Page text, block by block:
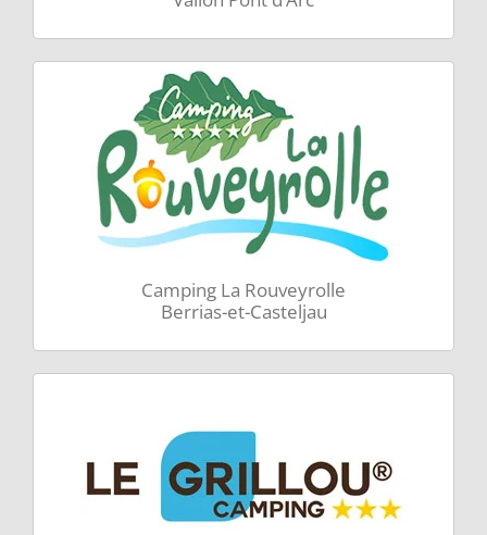
Camping La Rouveyrolle
Berrias-et-Casteljau